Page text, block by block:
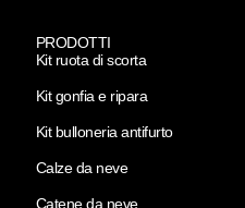
PRODOTTI
Kit ruota di scorta
Kit gonfia e ripara
Kit bulloneria antifurto
Calze da neve
Catene da neve